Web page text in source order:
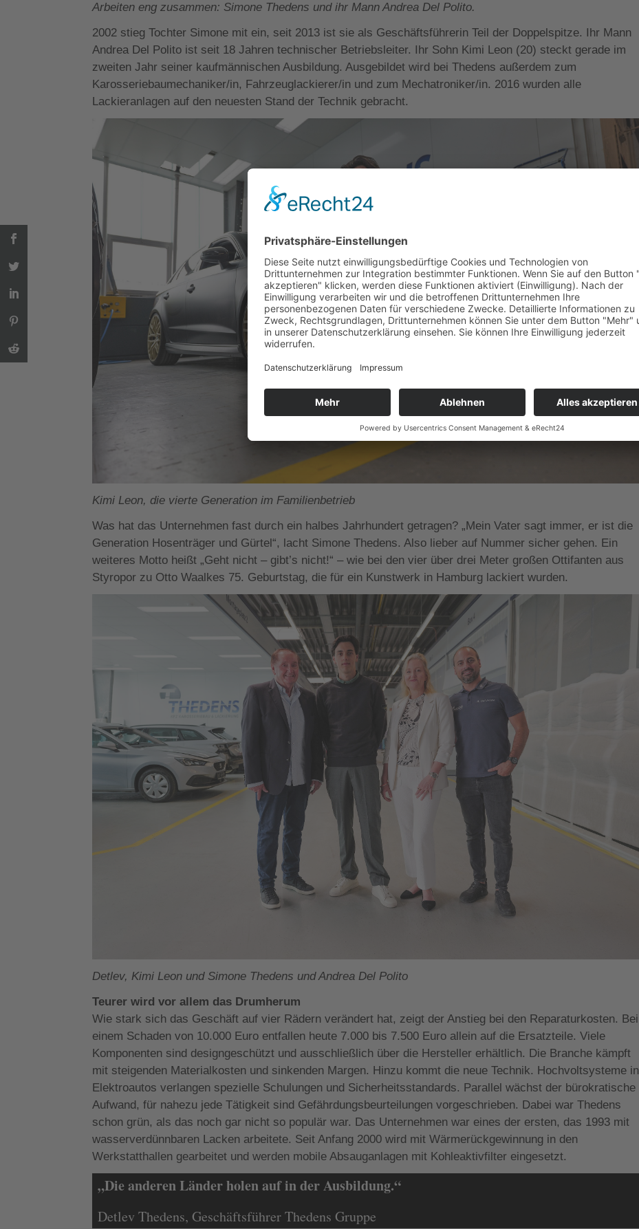
Arbeiten eng zusammen: Simone Thedens und ihr Mann Andrea Del Polito.
2002 stieg Tochter Simone mit ein, seit 2013 ist sie als Geschäftsführerin Teil der Doppelspitze. Ihr Mann
Andrea Del Polito ist seit 18 Jahren technischer Betriebsleiter. Ihr Sohn Kimi Leon (20) steckt gerade im
zweiten Jahr seiner kaufmännischen Ausbildung. Ausgebildet wird bei Thedens außerdem zum
Karosseriebaumechaniker/in, Fahrzeuglackierer/in und zum Mechatroniker/in. 2016 wurden alle
Lackieranlagen auf den neuesten Stand der Technik gebracht.
Kimi Leon, die vierte Generation im Familienbetrieb
Was hat das Unternehmen fast durch ein halbes Jahrhundert getragen? „Mein Vater sagt immer, er ist die
Generation Hosenträger und Gürtel“, lacht Simone Thedens. Also lieber auf Nummer sicher gehen. Ein
weiteres Motto heißt „Geht nicht – gibt’s nicht!“ – wie bei den vier über drei Meter großen Ottifanten aus
Styropor zu Otto Waalkes 75. Geburtstag, die für ein Kunstwerk in Hamburg lackiert wurden.
Detlev, Kimi Leon und Simone Thedens und Andrea Del Polito
Teurer wird vor allem das Drumherum
Wie stark sich das Geschäft auf vier Rädern verändert hat, zeigt der Anstieg bei den Reparaturkosten. Bei
einem Schaden von 10.000 Euro entfallen heute 7.000 bis 7.500 Euro allein auf die Ersatzteile. Viele
Komponenten sind designgeschützt und ausschließlich über die Hersteller erhältlich. Die Branche kämpft
mit steigenden Materialkosten und sinkenden Margen. Hinzu kommt die neue Technik. Hochvoltsysteme in
Elektroautos verlangen spezielle Schulungen und Sicherheitsstandards. Parallel wächst der bürokratische
Aufwand, für nahezu jede Tätigkeit sind Gefährdungsbeurteilungen vorgeschrieben. Dabei war Thedens
schon grün, als das noch gar nicht so populär war. Das Unternehmen war eines der ersten, das 1993 mit
wasserverdünnbaren Lacken arbeitete. Seit Anfang 2000 wird mit Wärmerückgewinnung in den
Werkstatthallen gearbeitet und werden mobile Absauganlagen mit Kohleaktivfilter eingesetzt.
„Die anderen Länder holen auf in der Ausbildung.“
Detlev Thedens, Geschäftsführer Thedens Gruppe